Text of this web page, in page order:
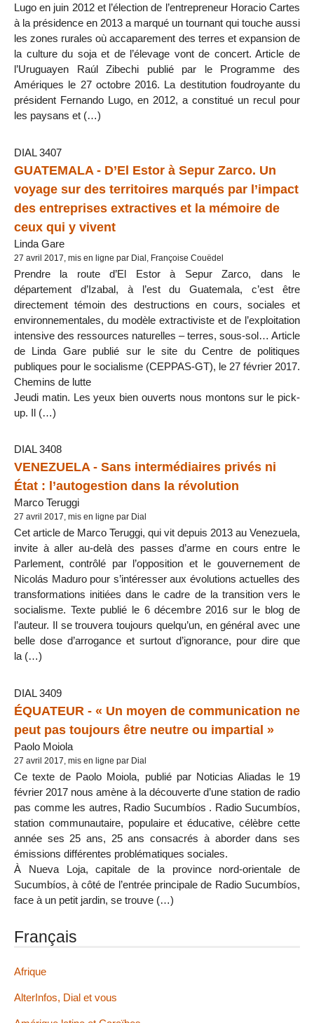
Lugo en juin 2012 et l’élection de l’entrepreneur Horacio Cartes
à la présidence en 2013 a marqué un tournant qui touche aussi
les zones rurales où accaparement des terres et expansion de
la culture du soja et de l’élevage vont de concert. Article de
l’Uruguayen Raúl Zibechi publié par le Programme des
Amériques le 27 octobre 2016. La destitution foudroyante du
président Fernando Lugo, en 2012, a constitué un recul pour
les paysans et (…)
DIAL 3407
GUATEMALA - D’El Estor à Sepur Zarco. Un
voyage sur des territoires marqués par l’impact
des entreprises extractives et la mémoire de
ceux qui y vivent
Linda Gare
27 avril 2017, mis en ligne par Dial, Françoise Couëdel
Prendre la route d’El Estor à Sepur Zarco, dans le
département d’Izabal, à l’est du Guatemala, c’est être
directement témoin des destructions en cours, sociales et
environnementales, du modèle extractiviste et de l’exploitation
intensive des ressources naturelles – terres, sous-sol… Article
de Linda Gare publié sur le site du Centre de politiques
publiques pour le socialisme (CEPPAS-GT), le 27 février 2017.
Chemins de lutte
Jeudi matin. Les yeux bien ouverts nous montons sur le pick-
up. Il (…)
DIAL 3408
VENEZUELA - Sans intermédiaires privés ni
État : l’autogestion dans la révolution
Marco Teruggi
27 avril 2017, mis en ligne par Dial
Cet article de Marco Teruggi, qui vit depuis 2013 au Venezuela,
invite à aller au-delà des passes d’arme en cours entre le
Parlement, contrôlé par l’opposition et le gouvernement de
Nicolás Maduro pour s’intéresser aux évolutions actuelles des
transformations initiées dans le cadre de la transition vers le
socialisme. Texte publié le 6 décembre 2016 sur le blog de
l’auteur. Il se trouvera toujours quelqu’un, en général avec une
belle dose d’arrogance et surtout d’ignorance, pour dire que
la (…)
DIAL 3409
ÉQUATEUR - « Un moyen de communication ne
peut pas toujours être neutre ou impartial »
Paolo Moiola
27 avril 2017, mis en ligne par Dial
Ce texte de Paolo Moiola, publié par Noticias Aliadas le 19
février 2017 nous amène à la découverte d’une station de radio
pas comme les autres, Radio Sucumbíos . Radio Sucumbíos,
station communautaire, populaire et éducative, célèbre cette
année ses 25 ans, 25 ans consacrés à aborder dans ses
émissions différentes problématiques sociales.
À Nueva Loja, capitale de la province nord-orientale de
Sucumbíos, à côté de l’entrée principale de Radio Sucumbíos,
face à un petit jardin, se trouve (…)
Français
Afrique
AlterInfos, Dial et vous